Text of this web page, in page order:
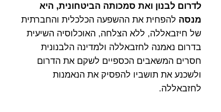
לדרום לבנון ואת סמכותה הביטחונית, היא
מנסה להפחית את ההשפעה הכלכלית והחברתית
של חיזבאללה, ללא הצלחה, האוכלוסיה השיעית
בדרום נאמנה לחזבאללה ולמדינה הלבנונית
חסרים המשאבים הכספיים לשקם את הדרום
ולשכנע את תושביו להפסיק את הנאמנות
לחזבאללה.